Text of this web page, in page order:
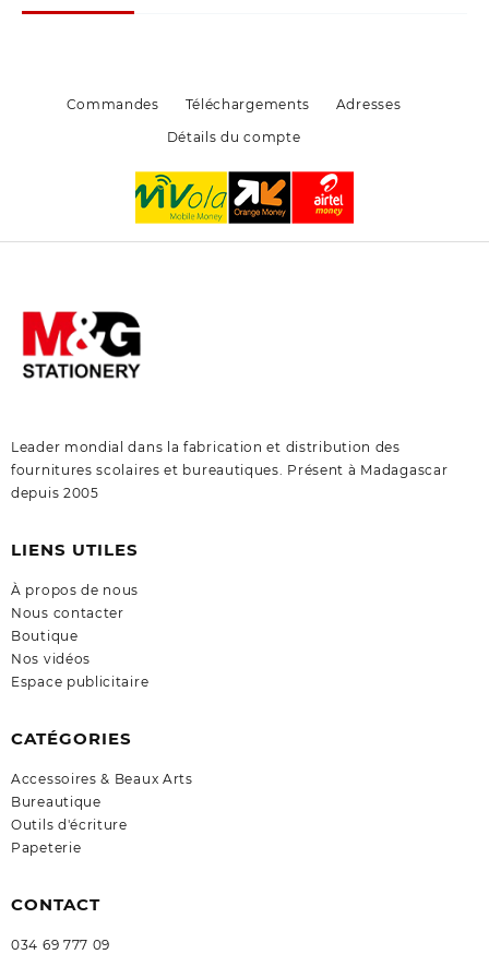
page
produit
Commandes Téléchargements
Adresses
Détails du compte
Leader mondial dans la fabrication et distribution des
fournitures scolaires et bureautiques. Présent à Madagascar
depuis 2005
LIENS UTILES
À propos de nous
Nous contacter
Boutique
Nos vidéos
Espace publicitaire
CATÉGORIES
Accessoires & Beaux Arts
Bureautique
Outils d'écriture
Papeterie
CONTACT
034 69 777 09